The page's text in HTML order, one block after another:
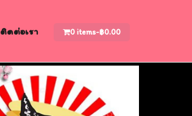
ติดต่อเรา 0 items-฿0.00